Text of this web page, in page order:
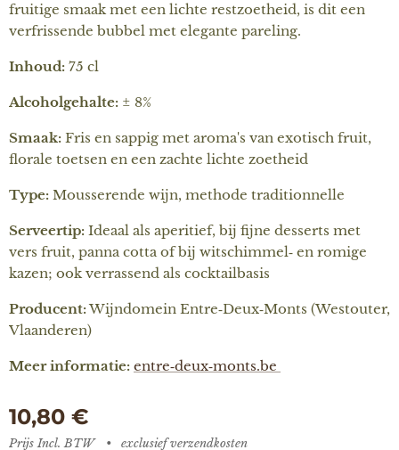
fruitige smaak met een lichte restzoetheid, is dit een
verfrissende bubbel met elegante pareling.
Inhoud: 75 cl
Alcoholgehalte: ± 8%
Smaak: Fris en sappig met aroma's van exotisch fruit,
florale toetsen en een zachte lichte zoetheid
Type: Mousserende wijn, methode traditionnelle
Serveertip: Ideaal als aperitief, bij fijne desserts met
vers fruit, panna cotta of bij witschimmel‑ en romige
kazen; ook verrassend als cocktailbasis
Producent:Wijndomein Entre‑Deux‑Monts (Westouter,
Vlaanderen)
Meer informatie: entre‑deux‑monts.be
10,80 €
Prijs Incl. BTW exclusief verzendkosten